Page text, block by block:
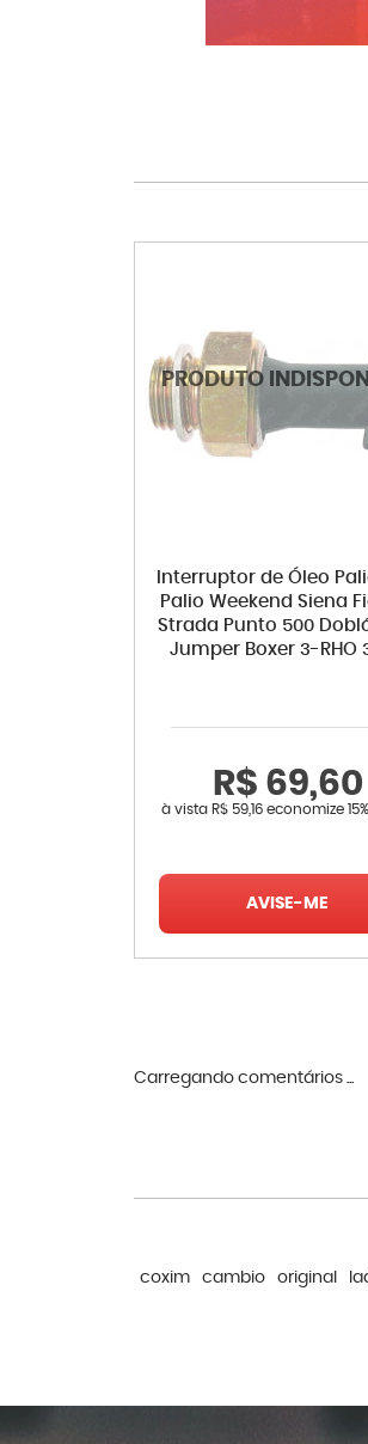
Interruptor de Óleo
Palio Weekend Siena
Strada Punto 500
Jumper Boxer 3-RHO
R$ 69,60
à vista R$ 59,16economize 15%
AVISE-ME
Carregando comentários ...
coxim cambio original